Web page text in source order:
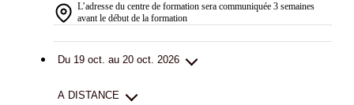
L’adresse du centre de formation sera communiquée 3 semaines
avant le début de la formation
Du 19 oct. au 20 oct. 2026
A DISTANCE